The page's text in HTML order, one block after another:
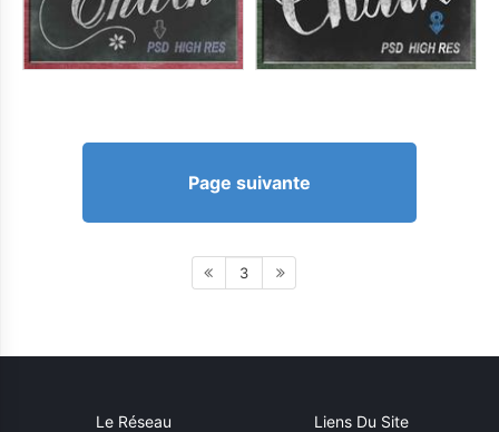
Page suivante
3
Le Réseau Liens Du Site